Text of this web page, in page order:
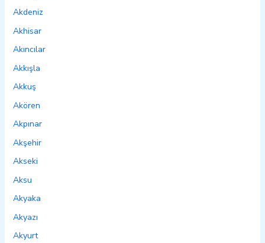
Akdeniz
Akhisar
Akıncılar
Akkışla
Akkuş
Akören
Akpınar
Akşehir
Akseki
Aksu
Akyaka
Akyazı
Akyurt